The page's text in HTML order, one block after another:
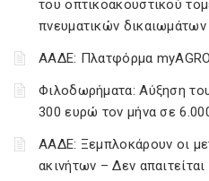
του οπτικοακουστικού
πνευματικών δικαιωμάτων
ΑΑΔΕ: Πλατφόρμα myAGRO
Φιλοδωρήματα: Αύξηση
300 ευρώ τον μήνα σε
ΑΑΔΕ: Ξεμπλοκάρουν οι
ακινήτων – Δεν